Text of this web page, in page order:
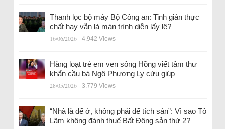
Thanh lọc bộ máy Bộ Công an: Tinh giản thực
chất hay vẫn là màn trình diễn lấy lệ?
16/06/2026 - 4.942 Views
Hàng loạt trẻ em ven sông Hồng viết tâm thư
khẩn cầu bà Ngô Phương Ly cứu giúp
28/05/2026 - 3.779 Views
“Nhà là để ở, không phải để tích sản”: Vì sao Tô
Lâm không đánh thuế Bất Động sản thứ 2?